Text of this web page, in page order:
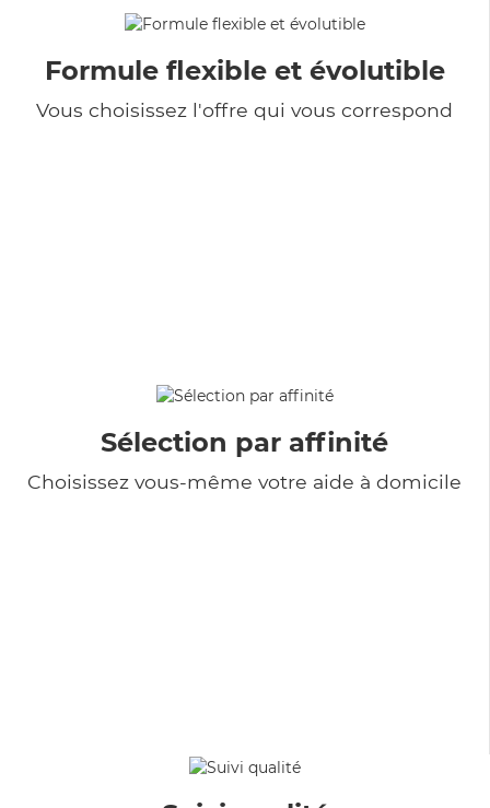
Formule flexible et évolutible
Vous choisissez l'offre qui vous correspond
Sélection par affinité
Choisissez vous-même votre aide à domicile